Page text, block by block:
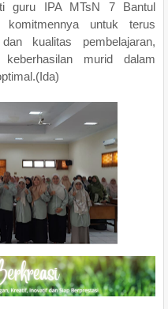
guru IPA MTsN 7 Bantul
komitmennya untuk terus
kualitas pembelajaran,
murid dalam